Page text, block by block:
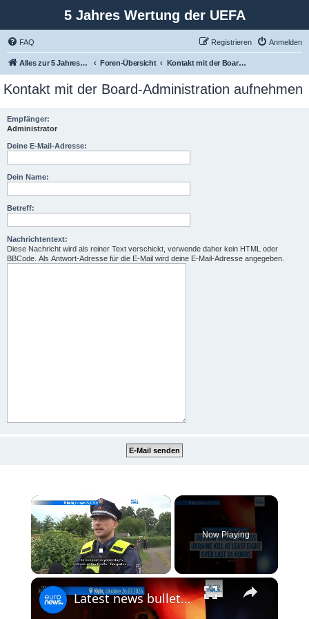
5 Jahres Wertung der UEFA
FAQ Anmelden
Registrieren
Alles zur 5 Jahreswertung / Tabelle der UEFA mit vielen Statistiken. Foren-Übersicht Kontakt mit der Board-Administration aufnehmen
Kontakt mit der Board-Administration aufnehmen
Empfänger:
Administrator
Deine E-Mail-Adresse:
Dein Name:
Betreff:
Nachrichtentext:
Diese Nachricht wird als reiner Text verschickt, verwende daher kein HTML oder
BBCode. Als Antwort-Adresse für die E-Mail wird deine E-Mail-Adresse angegeben.
×
Now Playing
×
Latest news bulletin | July 27th, 2026 – Morning